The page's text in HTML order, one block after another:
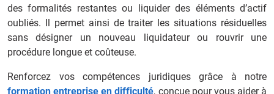
des formalités restantes ou liquider des éléments d’actif
oubliés. Il permet ainsi de traiter les situations résiduelles
sans désigner un nouveau liquidateur ou rouvrir une
procédure longue et coûteuse.
Renforcez vos compétences juridiques grâce à notre
formation entreprise en difficulté, conçue pour vous aider à